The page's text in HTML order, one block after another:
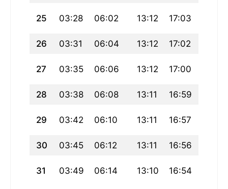
25 03:28 06:02 13:12 17:03
26 03:31 06:04 13:12 17:02
27 03:35 06:06 13:12 17:00
28 03:38 06:08 13:11 16:59
29 03:42 06:10 13:11 16:57
30 03:45 06:12 13:11 16:56
31 03:49 06:14 13:10 16:54